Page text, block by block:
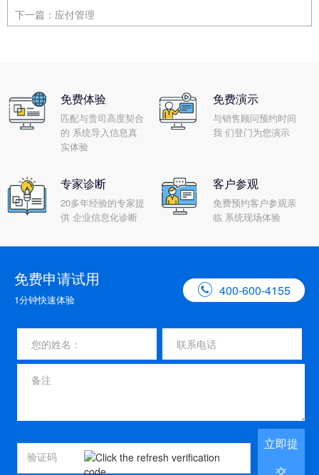
下一篇： 应付管理
免费体验
匹配与贵司高度契合
的 系统导入信息真
实体验
免费演示
与销售顾问预约时间
我 们登门为您演示
专家诊断
20多年经验的专家提
供 企业信息化诊断
客户参观
免费预约客户参观亲
临 系统现场体验
免费申请试用
1分钟快速体验
 400-600-4155
立即提